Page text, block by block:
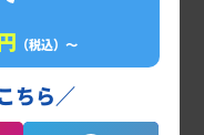
！
策カリキュラム
（税込）〜
ちら／